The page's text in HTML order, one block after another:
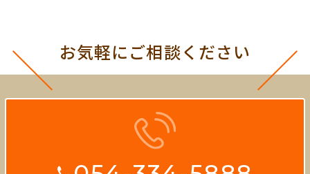
お気軽にご相談ください